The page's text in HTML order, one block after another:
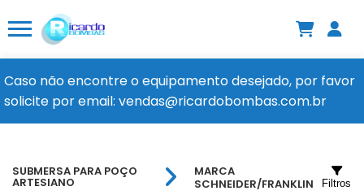
Caso não encontre o equipamento desejado, por favor
solicite por email: vendas@ricardobombas.com.br
SUBMERSA PARA POÇO
ARTESIANO
MARCA
SCHNEIDER/FRANKLIN
Filtros